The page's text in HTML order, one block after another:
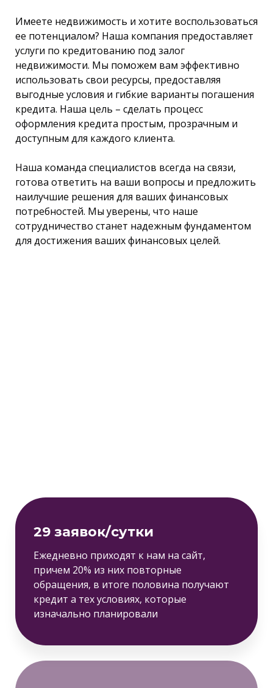
Имеете недвижимость и хотите воспользоваться
ее потенциалом? Наша компания предоставляет
услуги по кредитованию под залог
недвижимости. Мы поможем вам эффективно
использовать свои ресурсы, предоставляя
выгодные условия и гибкие варианты погашения
кредита. Наша цель – сделать процесс
оформления кредита простым, прозрачным и
доступным для каждого клиента.
Наша команда специалистов всегда на связи,
готова ответить на ваши вопросы и предложить
наилучшие решения для ваших финансовых
потребностей. Мы уверены, что наше
сотрудничество станет надежным фундаментом
для достижения ваших финансовых целей.
29 заявок/сутки
Ежедневно приходят к нам на сайт,
причем 20% из них повторные
обращения, в итоге половина получают
кредит а тех условиях, которые
изначально планировали